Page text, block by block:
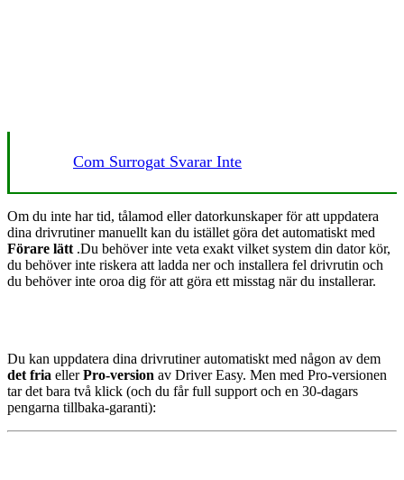
Com Surrogat Svarar Inte
Om du inte har tid, tålamod eller datorkunskaper för att uppdatera
dina drivrutiner manuellt kan du istället göra det automatiskt med
Förare lätt .Du behöver inte veta exakt vilket system din dator kör,
du behöver inte riskera att ladda ner och installera fel drivrutin och
du behöver inte oroa dig för att göra ett misstag när du installerar.
Du kan uppdatera dina drivrutiner automatiskt med någon av dem
det fria ellerPro-version av Driver Easy. Men med Pro-versionen
tar det bara två klick (och du får full support och en 30-dagars
pengarna tillbaka-garanti):